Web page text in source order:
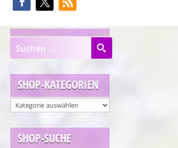
SHOP-KATEGORIEN
SHOP-SUCHE